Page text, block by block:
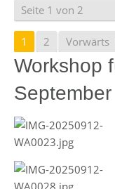
Seite 1 von 2
1 2 Vorwärts
Workshop